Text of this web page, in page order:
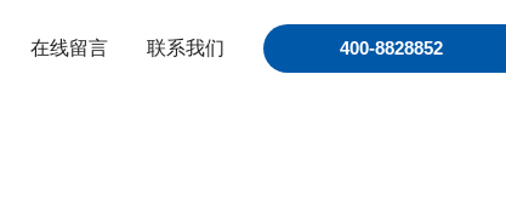
400-8828852
在线留言 联系我们